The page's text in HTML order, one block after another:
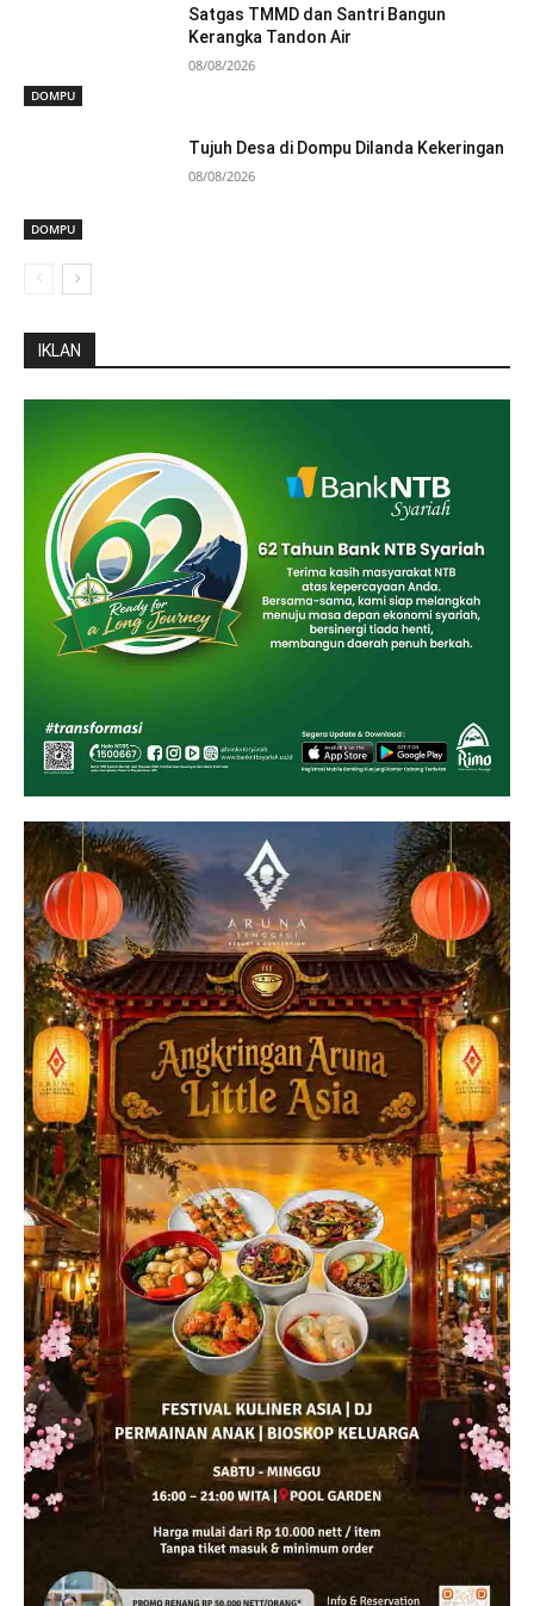
DOMPU
Satgas TMMD dan Santri Bangun
Kerangka Tandon Air
08/08/2026
DOMPU
Tujuh Desa di Dompu Dilanda Kekeringan
08/08/2026
IKLAN